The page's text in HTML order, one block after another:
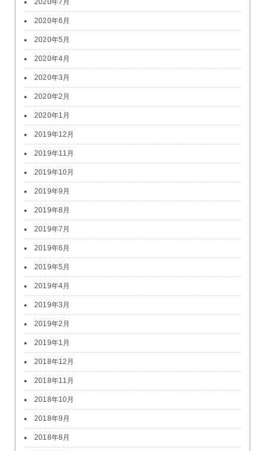
2020年6月
2020年5月
2020年4月
2020年3月
2020年2月
2020年1月
2019年12月
2019年11月
2019年10月
2019年9月
2019年8月
2019年7月
2019年6月
2019年5月
2019年4月
2019年3月
2019年2月
2019年1月
2018年12月
2018年11月
2018年10月
2018年9月
2018年8月